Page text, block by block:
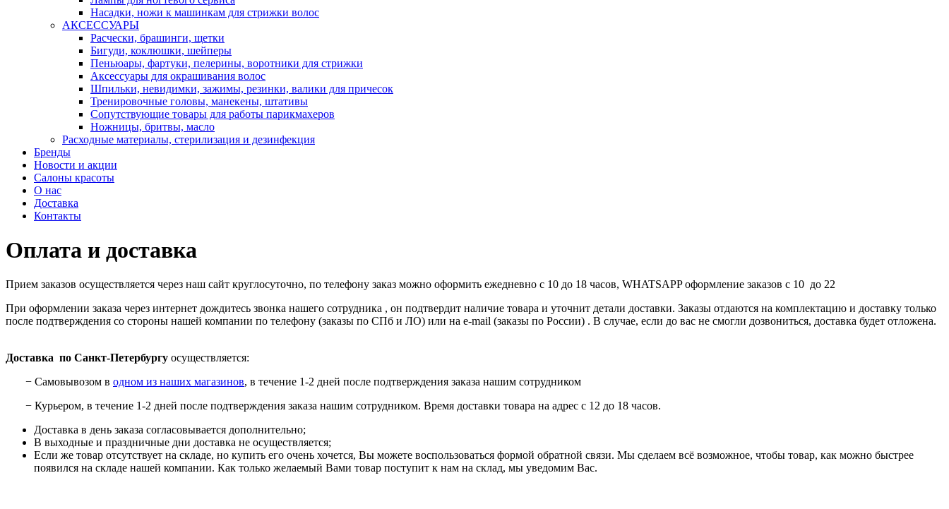
Насадки, ножи к машинкам для стрижки волос
АКСЕССУАРЫ
Расчески, брашинги, щетки
Бигуди, коклюшки, шейперы
Пеньюары, фартуки, пелерины, воротники для стрижки
Аксессуары для окрашивания волос
Шпильки, невидимки, зажимы, резинки, валики для причесок
Тренировочные головы, манекены, штативы
Сопутствующие товары для работы парикмахеров
Ножницы, бритвы, масло
Расходные материалы, стерилизация и дезинфекция
Бренды
Новости и акции
Салоны красоты
О нас
Доставка
Контакты
Оплата и доставка
Прием заказов осуществляется через наш сайт круглосуточно, по телефону заказ можно оформить ежедневно с 10 до 18 часов, WHATSAPP оформление заказов с 10 до 22
При оформлении заказа через интернет дождитесь звонка нашего сотрудника , он подтвердит наличие товара и уточнит детали доставки. Заказы отдаются на комплектацию и доставку только
после подтверждения со стороны нашей компании по телефону (заказы по СПб и ЛО) или на e-mail (заказы по России) . В случае, если до вас не смогли дозвониться, доставка будет отложена.
Доставка по Санкт-Петербургу осуществляется:
− Самовывозом в одном из наших магазинов, в течение 1-2 дней после подтверждения заказа нашим сотрудником
− Курьером, в течение 1-2 дней после подтверждения заказа нашим сотрудником. Время доставки товара на адрес с 12 до 18 часов.
Доставка в день заказа согласовывается дополнительно;
В выходные и праздничные дни доставка не осуществляется;
Если же товар отсутствует на складе, но купить его очень хочется, Вы можете воспользоваться формой обратной связи. Мы сделаем всё возможное, чтобы товар, как можно быстрее
появился на складе нашей компании. Как только желаемый Вами товар поступит к нам на склад, мы уведомим Вас.